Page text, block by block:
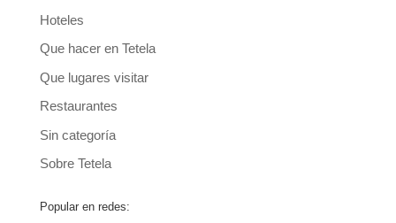
Hoteles
Que hacer en Tetela
Que lugares visitar
Restaurantes
Sin categoría
Sobre Tetela
Popular en redes: